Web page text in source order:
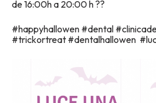
de 16:00h a 20:00 h ??
#happyhallowen #dental
#trickortreat #dentalhallowen